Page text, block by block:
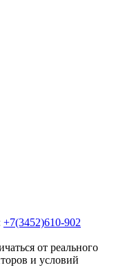
+7(3452)610-902
от реального
и условий